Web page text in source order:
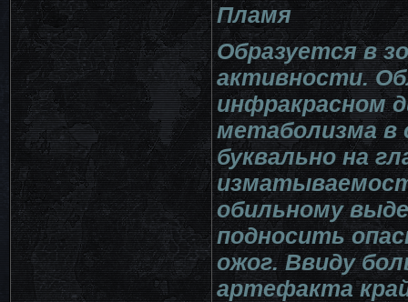
Пламя
Образуется в
активности.
инфракрасном
метаболизма в
буквально на
обильному
подносить
ожог. Ввиду
артефакта